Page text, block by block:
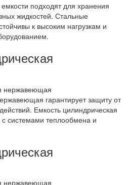
подходят для хранения
жидкостей. Стальные
к высоким нагрузкам и
гарантирует защиту от
Емкость цилиндрическая
системами теплообмена и